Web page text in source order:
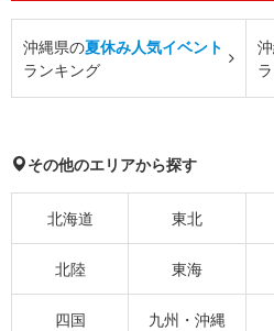
沖縄県の夏休み人気イベント
ランキング
その他のエリアから探す
北海道 東北
北陸 東海
四国 九州・沖縄